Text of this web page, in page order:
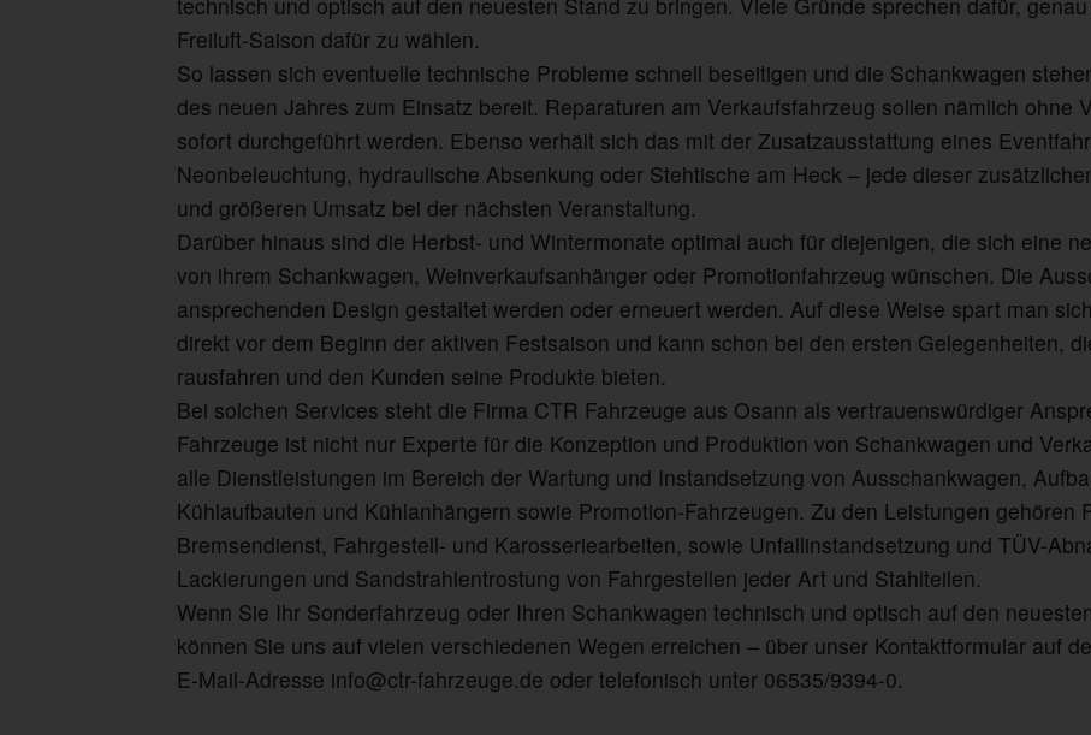
Freiluft-Saison dafür zu wählen.
So lassen sich eventuelle technische Probleme schnell beseitigen und die Schankwagen
des neuen Jahres zum Einsatz bereit. Reparaturen am Verkaufsfahrzeug sollen nämlich ohne
sofort durchgeführt werden. Ebenso verhält sich das mit der Zusatzausstattung eines
Neonbeleuchtung, hydraulische Absenkung oder Stehtische am Heck – jede dieser
und größeren Umsatz bei der nächsten Veranstaltung.
Darüber hinaus sind die Herbst- und Wintermonate optimal auch für diejenigen, die sich eine
von ihrem Schankwagen, Weinverkaufsanhänger oder Promotionfahrzeug wünschen. Die
ansprechenden Design gestaltet werden oder erneuert werden. Auf diese Weise spart man
direkt vor dem Beginn der aktiven Festsaison und kann schon bei den ersten Gelegenheiten,
rausfahren und den Kunden seine Produkte bieten.
Bei solchen Services steht die Firma CTR Fahrzeuge aus Osann als vertrauenswürdiger
Fahrzeuge ist nicht nur Experte für die Konzeption und Produktion von Schankwagen und
alle Dienstleistungen im Bereich der Wartung und Instandsetzung von Ausschankwagen,
Kühlaufbauten und Kühlanhängern sowie Promotion-Fahrzeugen. Zu den Leistungen gehören
Bremsendienst, Fahrgestell- und Karosseriearbeiten, sowie Unfallinstandsetzung und TÜV-
Lackierungen und Sandstrahlentrostung von Fahrgestellen jeder Art und Stahlteilen.
Wenn Sie Ihr Sonderfahrzeug oder Ihren Schankwagen technisch und optisch auf den
können Sie uns auf vielen verschiedenen Wegen erreichen – über unser Kontaktformular auf
E-Mail-Adresse info@ctr-fahrzeuge.de oder telefonisch unter 06535/9394-0.